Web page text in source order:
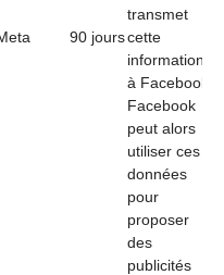
90 jours
transmet
cette
information
à Facebook.
Facebook
peut alors
utiliser ces
données
pour
proposer
des
publicités